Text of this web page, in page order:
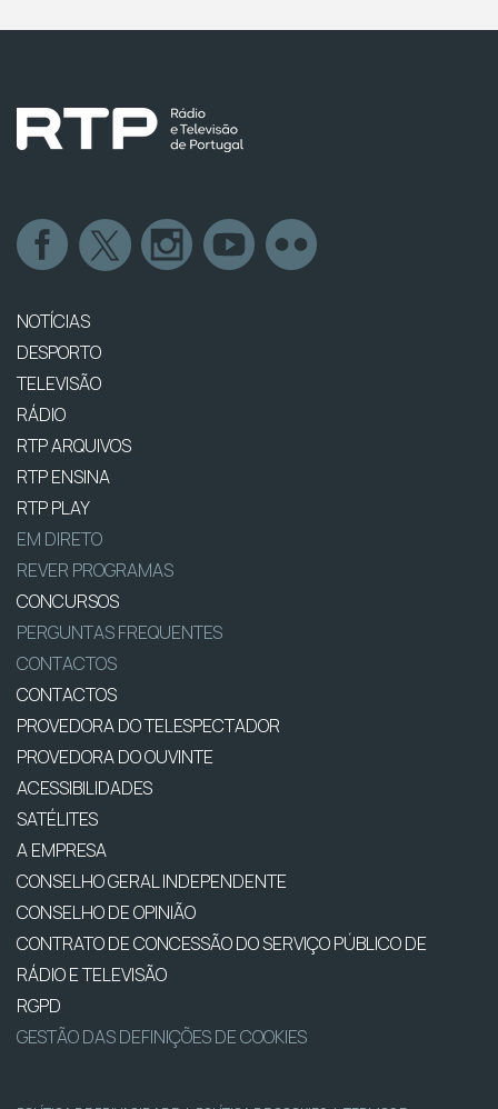
NOTÍCIAS
DESPORTO
TELEVISÃO
RÁDIO
RTP ARQUIVOS
RTP ENSINA
RTP PLAY
EM DIRETO
REVER PROGRAMAS
CONCURSOS
PERGUNTAS FREQUENTES
CONTACTOS
CONTACTOS
PROVEDORA DO TELESPECTADOR
PROVEDORA DO OUVINTE
ACESSIBILIDADES
SATÉLITES
A EMPRESA
CONSELHO GERAL INDEPENDENTE
CONSELHO DE OPINIÃO
CONTRATO DE CONCESSÃO DO SERVIÇO PÚBLICO DE
RÁDIO E TELEVISÃO
RGPD
GESTÃO DAS DEFINIÇÕES DE COOKIES